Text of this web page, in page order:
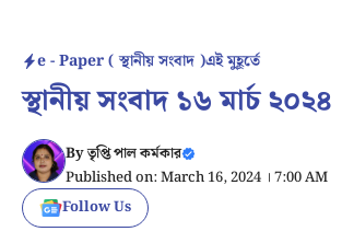
e - Paper ( স্থানীয় সংবাদ )এই মুহূর্তে
স্থানীয় সংবাদ ১৬ মার্চ ২০২৪
Byতৃপ্তি পাল কর্মকার
Published on: March 16, 2024 । 7:00 AM
Follow Us